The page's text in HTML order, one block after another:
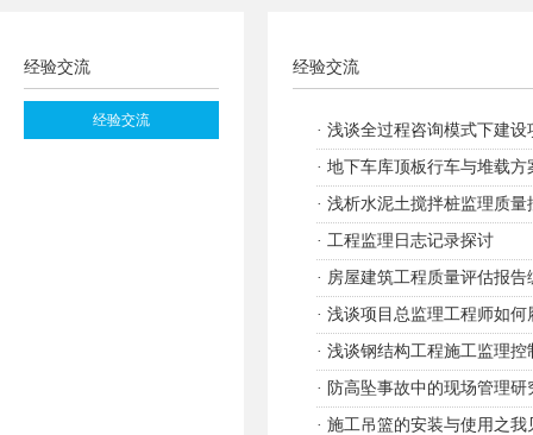
经验交流
经验交流
经验交流
· 浅谈全过程咨询模式下建
· 地下车库顶板行车与堆载方
· 浅析水泥土搅拌桩监理质量
· 工程监理日志记录探讨
· 房屋建筑工程质量评估报告
· 浅谈项目总监理工程师如何
· 浅谈钢结构工程施工监理控
· 防高坠事故中的现场管理研
· 施工吊篮的安装与使用之我